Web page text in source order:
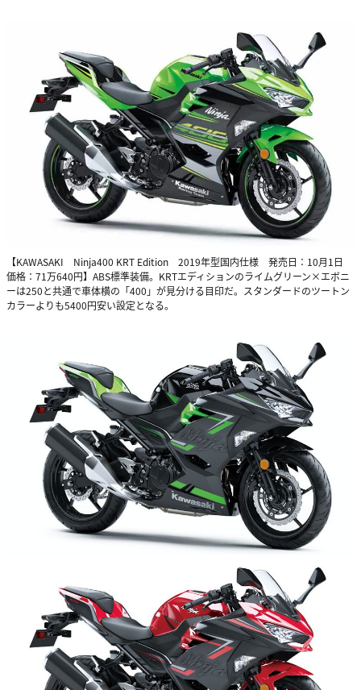
【KAWASAKI Ninja400 KRT Edition 2019年型国内仕様 発売日：10月1日
価格：71万640円】ABS標準装備。KRTエディションのライムグリーン×エボニ
ーは250と共通で車体横の「400」が見分ける目印だ。スタンダードのツートン
カラーよりも5400円安い設定となる。